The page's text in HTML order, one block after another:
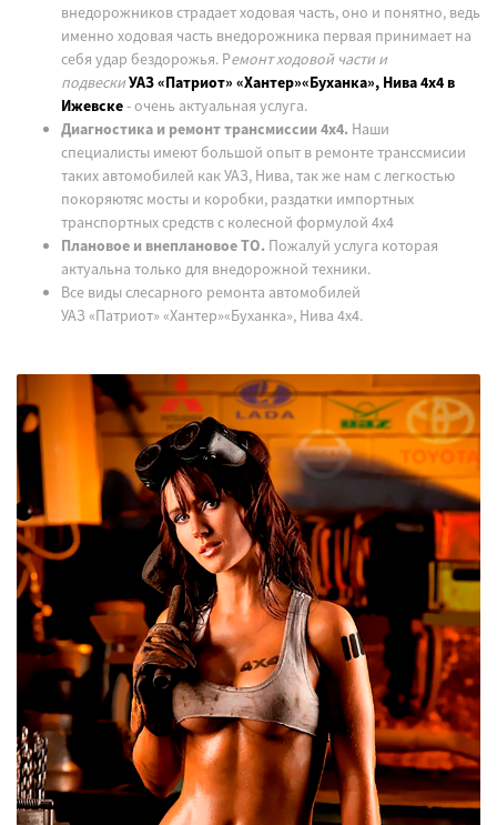
внедорожников страдает ходовая часть, оно и понятно, ведь
именно ходовая часть внедорожника первая принимает на
себя удар бездорожья. Ремонт ходовой части и
подвескиУАЗ«Патриот» «Хантер»«Буханка», Нива 4х4 в
Ижевске- очень актуальная услуга.
Диагностика и ремонт трансмиссии 4х4. Наши
специалисты имеют большой опыт в ремонте транссмисии
таких автомобилей как УАЗ, Нива, так же нам с легкостью
покоряютяс мосты и коробки, раздатки импортных
транспортных средств с колесной формулой 4х4
Плановое и внеплановое ТО. Пожалуй услуга которая
актуальна только для внедорожной техники.
Все виды слесарного ремонта автомобилей
УАЗ «Патриот»«Хантер»«Буханка», Нива 4х4.